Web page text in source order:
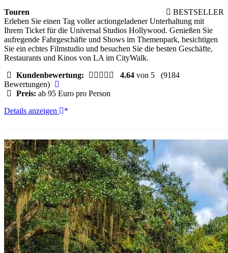
Touren
BESTSELLER
Erleben Sie einen Tag voller actiongeladener Unterhaltung mit
Ihrem Ticket für die Universal Studios Hollywood. Genießen Sie
aufregende Fahrgeschäfte und Shows im Themenpark, besichtigen
Sie ein echtes Filmstudio und besuchen Sie die besten Geschäfte,
Restaurants und Kinos von LA im CityWalk.
Kundenbewertung:
4.64 von 5 (9184
Bewertungen)
Preis: ab 95 Euro pro Person
Universal
Allgemeine
Eintrittskarten
Details anzeigen